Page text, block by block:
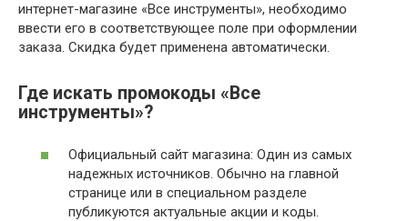
интернет-магазине «Все инструменты», необходимо
ввести его в соответствующее поле при оформлении
заказа. Скидка будет применена автоматически.
Где искать промокоды «Все
инструменты»?
Официальный сайт магазина: Один из самых
надежных источников. Обычно на главной
странице или в специальном разделе
публикуются актуальные акции и коды.